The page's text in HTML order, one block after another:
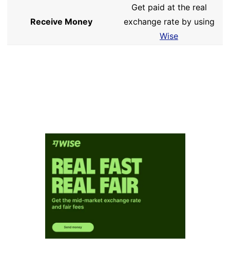
Receive Money
Get paid at the real
exchange rate by using
Wise